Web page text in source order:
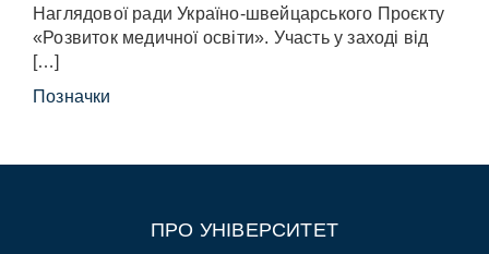
Наглядової ради Україно-швейцарського Проєкту
«Розвиток медичної освіти». Участь у заході від
[…]
Позначки
ПРО УНІВЕРСИТЕТ